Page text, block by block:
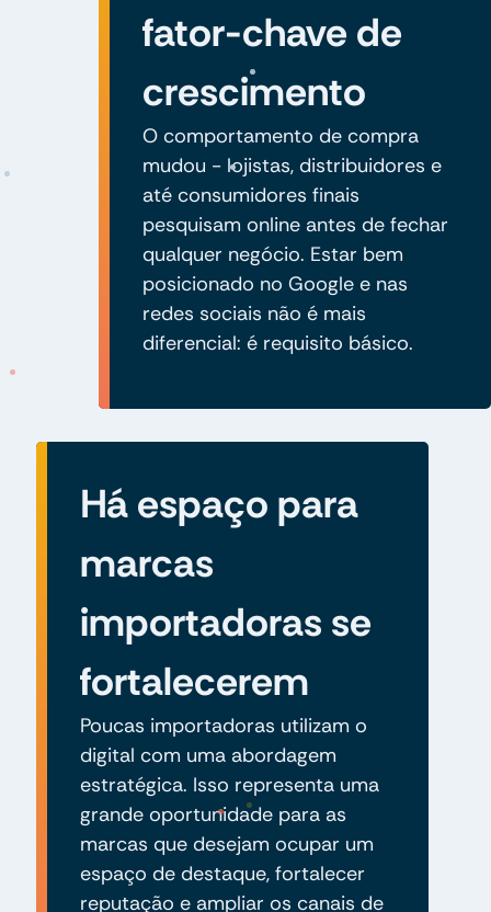
fator-chave de
crescimento
O comportamento de compra
mudou - lojistas, distribuidores e
até consumidores finais
pesquisam online antes de fechar
qualquer negócio. Estar bem
posicionado no Google e nas
redes sociais não é mais
diferencial: é requisito básico.
Há espaço para
marcas
importadoras se
fortalecerem
Poucas importadoras utilizam o
digital com uma abordagem
estratégica. Isso representa uma
grande oportunidade para as
marcas que desejam ocupar um
espaço de destaque, fortalecer
reputação e ampliar os canais de